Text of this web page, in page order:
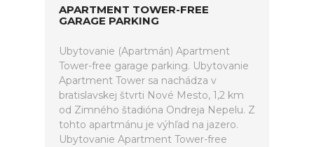
APARTMENT TOWER-FREE
GARAGE PARKING
Ubytovanie (Apartmán) Apartment
Tower-free garage parking. Ubytovanie
Apartment Tower sa nachádza v
bratislavskej štvrti Nové Mesto, 1,2 km
od Zimného štadióna Ondreja Nepelu. Z
tohto apartmánu je výhľad na jazero.
Ubytovanie Apartment Tower-free